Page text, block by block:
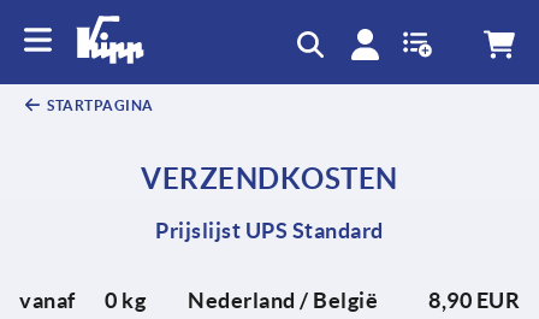
STARTPAGINA
VERZENDKOSTEN
Prijslijst UPS Standard
vanaf 0 kg Nederland / België 8,90 EUR